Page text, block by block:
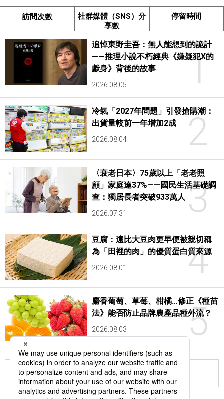
訪問次數
社群媒體（SNS）分
享數
停留時間
1
追悼東野圭吾：無人能想到的詭計
——推理小說不朽經典《嫌疑犯X的
獻身》背後的故事
2026.08.05
2
冷氣「2027年問題」引發搶購潮：
出貨量較前一年增加2成
2026.08.04
3
〈衰老日本〉75歲以上「老老照
顧」家庭達37%——國民生活基礎調
查：獨居長者突破933萬人
2026.07.31
4
豆腐：遠比大豆肉更早便被親切稱
為「田裡的肉」的優質蛋白質來源
2026.08.01
5
麝香葡萄、草莓、柑橘…修正《種苗
法》能否防止品牌農產品種外流？
2026.08.03
更多